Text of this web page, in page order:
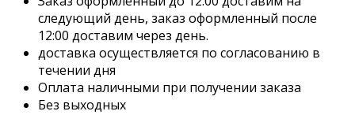
следующий день, заказ оформленный после
12:00 доставим через день.
доставка осуществляется по согласованию в
течении дня
Оплата наличными при получении заказа
Без выходных